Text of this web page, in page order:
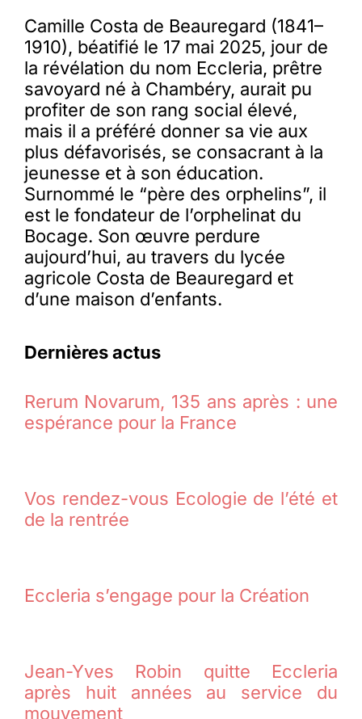
Camille Costa de Beauregard (1841–
1910), béatifié le 17 mai 2025, jour de
la révélation du nom Eccleria, prêtre
savoyard né à Chambéry, aurait pu
profiter de son rang social élevé,
mais il a préféré donner sa vie aux
plus défavorisés, se consacrant à la
jeunesse et à son éducation.
Surnommé le “père des orphelins”, il
est le fondateur de l’orphelinat du
Bocage. Son œuvre perdure
aujourd’hui, au travers du lycée
agricole Costa de Beauregard et
d’une maison d’enfants.
Dernières actus
Rerum Novarum, 135 ans après : une
espérance pour la France
Vos rendez-vous Ecologie de l’été et
de la rentrée
Eccleria s’engage pour la Création
Jean-Yves Robin quitte Eccleria
après huit années au service du
mouvement